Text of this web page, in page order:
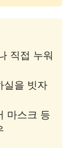
직접 누워
실을 빗자
마스크 등